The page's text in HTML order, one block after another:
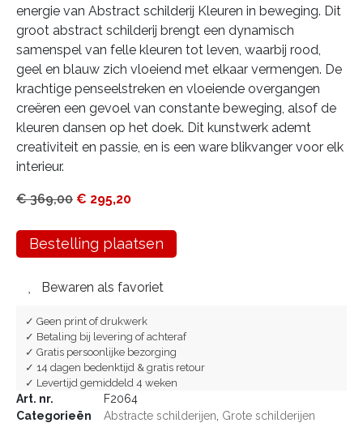
energie van Abstract schilderij Kleuren in beweging. Dit
groot abstract schilderij brengt een dynamisch
samenspel van felle kleuren tot leven, waarbij rood,
geel en blauw zich vloeiend met elkaar vermengen. De
krachtige penseelstreken en vloeiende overgangen
creëren een gevoel van constante beweging, alsof de
kleuren dansen op het doek. Dit kunstwerk ademt
creativiteit en passie, en is een ware blikvanger voor elk
interieur.
€369,00 € 295,20
Bestelling plaatsen
Bewaren als favoriet
✓ Geen print of drukwerk
✓ Betaling bij levering of achteraf
✓ Gratis persoonlijke bezorging
✓ 14 dagen bedenktijd & gratis retour
✓ Levertijd gemiddeld 4 weken
Art. nr.
F2064
Categorieën
Abstracte schilderijen Grote schilderijen